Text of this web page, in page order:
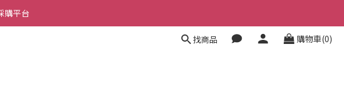
購平台
購平台
風險
找商品 購物車(0)